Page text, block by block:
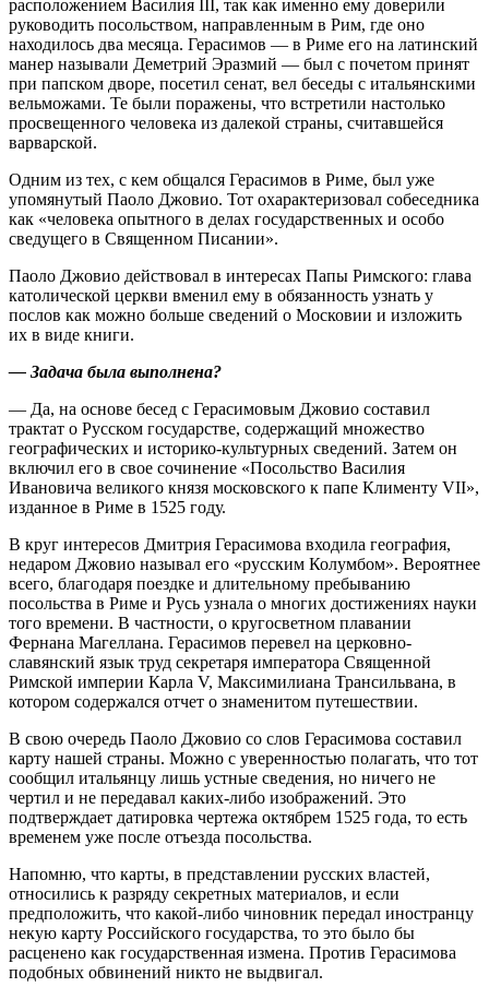
расположением Василия III, так как именно ему доверили
руководить посольством, направленным в Рим, где оно
находилось два месяца. Герасимов — в Риме его на латинский
манер называли Деметрий Эразмий — был с почетом принят
при папском дворе, посетил сенат, вел беседы с итальянскими
вельможами. Те были поражены, что встретили настолько
просвещенного человека из далекой страны, считавшейся
варварской.
Одним из тех, с кем общался Герасимов в Риме, был уже
упомянутый Паоло Джовио. Тот охарактеризовал собеседника
как «человека опытного в делах государственных и особо
сведущего в Священном Писании».
Паоло Джовио действовал в интересах Папы Римского: глава
католической церкви вменил ему в обязанность узнать у
послов как можно больше сведений о Московии и изложить
их в виде книги.
— Задача была выполнена?
— Да, на основе бесед с Герасимовым Джовио составил
трактат о Русском государстве, содержащий множество
географических и историко-культурных сведений. Затем он
включил его в свое сочинение «Посольство Василия
Ивановича великого князя московского к папе Клименту VII»,
изданное в Риме в 1525 году.
В круг интересов Дмитрия Герасимова входила география,
недаром Джовио называл его «русским Колумбом». Вероятнее
всего, благодаря поездке и длительному пребыванию
посольства в Риме и Русь узнала о многих достижениях науки
того времени. В частности, о кругосветном плавании
Фернана Магеллана. Герасимов перевел на церковно­
славянский язык труд секретаря императора Священной
Римской империи Карла V, Максимилиана Трансильвана, в
котором содержался отчет о знаменитом путешествии.
В свою очередь Паоло Джовио со слов Герасимова составил
карту нашей страны. Можно с уверенностью полагать, что тот
сообщил итальянцу лишь устные сведения, но ничего не
чертил и не передавал каких‑либо изображений. Это
подтверждает датировка чертежа октябрем 1525 года, то есть
временем уже после отъезда посольства.
Напомню, что карты, в представлении русских властей,
относились к разряду секретных материалов, и если
предположить, что какой‑либо чиновник передал иностранцу
некую карту Российского государства, то это было бы
расценено как государственная измена. Против Герасимова
подобных обвинений никто не выдвигал.